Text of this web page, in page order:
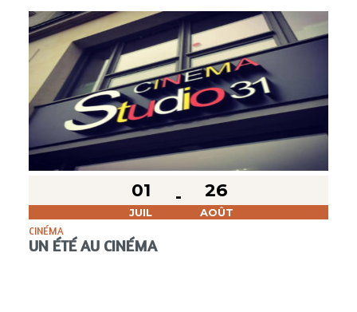
01
JUIL
26
AOÛT
CINÉMA
UN ÉTÉ AU CINÉMA